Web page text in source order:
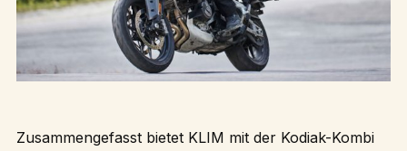
Zusammengefasst bietet KLIM mit der Kodiak-Kombi